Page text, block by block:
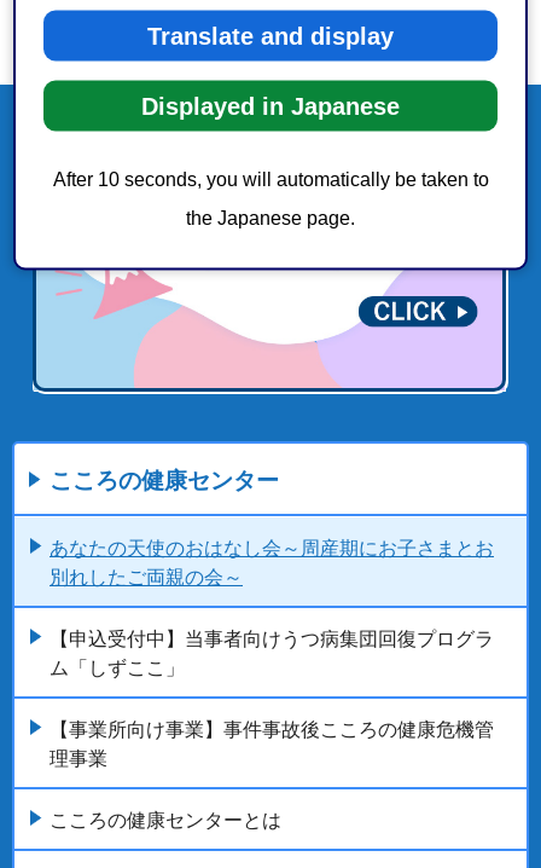
Translate and display
Displayed in Japanese
After 10 seconds, you will automatically be taken to
the Japanese page.
こころの健康センター
あなたの天使のおはなし会～周産期にお子さまとお
別れしたご両親の会～
【申込受付中】当事者向けうつ病集団回復プログラ
ム「しずここ」
【事業所向け事業】事件事故後こころの健康危機管
理事業
こころの健康センターとは